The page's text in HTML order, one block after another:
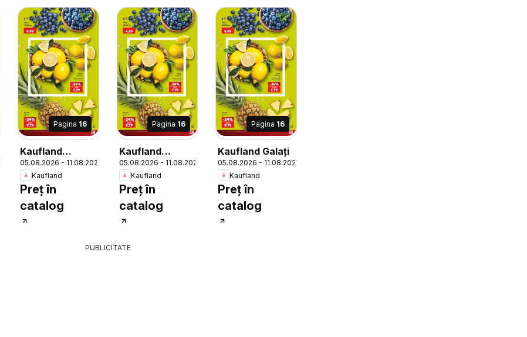
Pagina 16
Kaufland
Curtea de
Argeș
05.08.2026 - 11.08.2026
Kaufland
Preț în
catalog
Pagina 16
Kaufland
Codlea
05.08.2026 - 11.08.2026
Kaufland
Preț în
catalog
Pagina 16
Kaufland Galați
05.08.2026 - 11.08.2026
Kaufland
Preț în
catalog
PUBLICITATE